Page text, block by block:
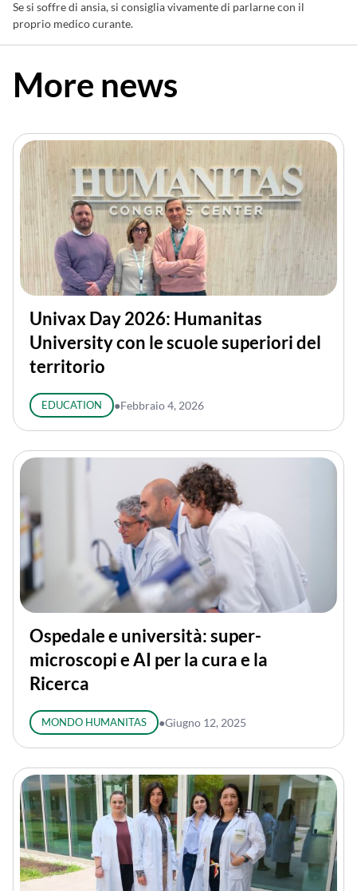
Se si soffre di ansia, si consiglia vivamente di parlarne con il
proprio medico curante.
More news
Univax Day 2026: Humanitas
University con le scuole superiori del
territorio
EDUCATION ●Febbraio 4, 2026
Ospedale e università: super-
microscopi e AI per la cura e la
Ricerca
MONDO HUMANITAS ●Giugno 12, 2025